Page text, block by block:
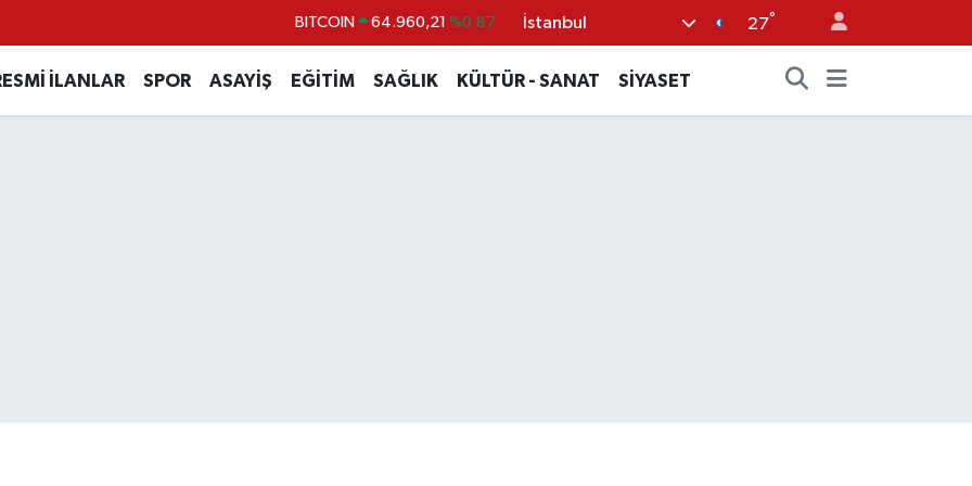
BITCOIN 64.960,21 %0.87 İstanbul 27°
İLANLAR SPOR ASAYİŞ EĞİTİM SAĞLIK KÜLTÜR - SANAT SİYASET